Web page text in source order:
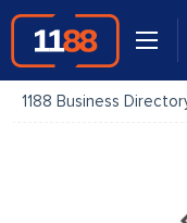
1188 Business